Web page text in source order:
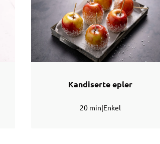
Kandiserte epler
20 min|Enkel